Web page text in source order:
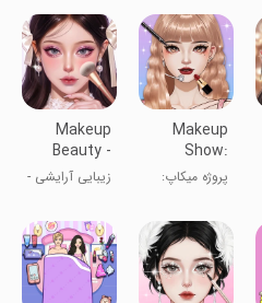
عروسک DIY
Makeup
Show:
Makeover
Salon
پروژه میکاپ:
چهره
Makeup
Beauty -
Makeup
Game
زیبایی آرایشی -